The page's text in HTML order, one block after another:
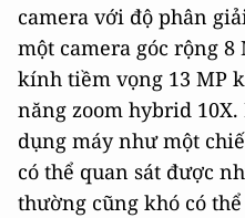
camera với độ phân
một camera góc rộng 8
kính tiềm vọng 13 MP
năng zoom hybrid
dụng máy như một
có thể quan sát được
thường cũng khó có